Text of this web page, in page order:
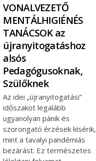
VONALVEZETŐ
MENTÁLHIGIÉNÉS
TANÁCSOK az
újranyitogatáshoz
alsós
Pedagógusoknak,
Szülőknek
Az idei „újranyitogatási”
időszakot legalább
ugyanolyan pánik és
szorongató érzések kísérik,
mint a tavalyi pandémiás
bezárást. Ez természetes